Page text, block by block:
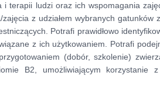
terapii ludzi oraz ich wspomagania
z udziałem wybranych gatunków
Potrafi prawidłowo
z ich użytkowaniem. Potrafi
(dobór, szkolenie)
B2, umożliwiającym korzystanie